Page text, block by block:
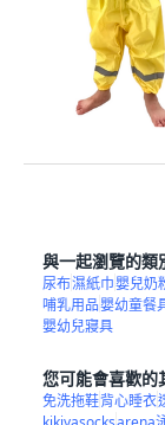
與一起瀏覽的類
尿布濕紙巾嬰兒奶
哺乳用品嬰幼童餐
嬰幼兒寢具
您可能會喜歡的
免洗拖鞋背心睡衣